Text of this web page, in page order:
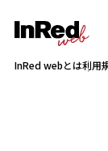
InRed webとは利用